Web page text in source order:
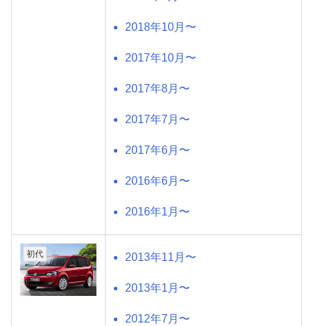
2018年10月〜
2017年10月〜
2017年8月〜
2017年7月〜
2017年6月〜
2016年6月〜
2016年1月〜
初代 2013年11月〜
2013年1月〜
2012年7月〜